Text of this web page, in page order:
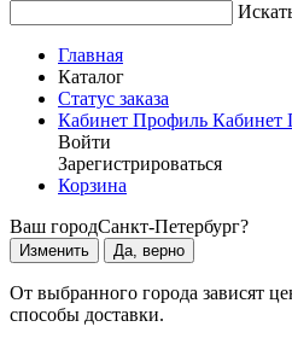
Главная
Каталог
Статус заказа
Кабинет Профиль Кабинет
Войти
Зарегистрироваться
Корзина
Ваш городСанкт-Петербург?
Изменить Да, верно
От выбранного города зависят
способы доставки.